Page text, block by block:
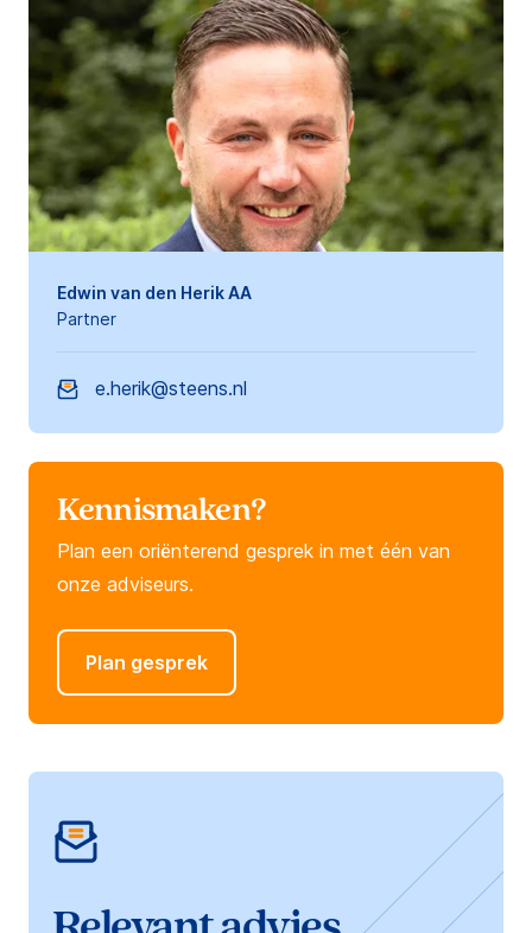
Edwin van den Herik AA
Partner
e.herik@steens.nl
Kennismaken?
Plan een oriënterend gesprek in met één van
onze adviseurs.
Plan gesprek